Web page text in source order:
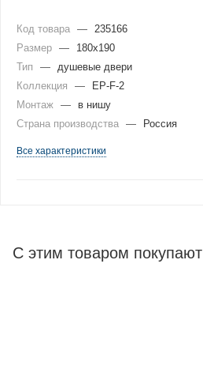
Код товара —
235166
Размер —
180x190
Тип
—
душевые двери
Коллекция
—
EP-F-2
Монтаж —
в нишу
Страна производства — Россия
Все характеристики
С этим товаром покупают